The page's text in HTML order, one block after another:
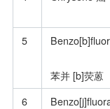
5
苯并 [b]荧蒽
6